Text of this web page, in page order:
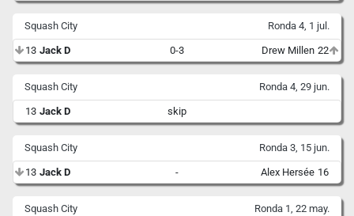
Squash City Ronda 4, 1 jul.
13 Jack D 0-3 Drew Millen 22
Squash City Ronda 4, 29 jun.
13 Jack D skip
Squash City Ronda 3, 15 jun.
13 Jack D - Alex Hersée 16
Squash City Ronda 1, 22 may.